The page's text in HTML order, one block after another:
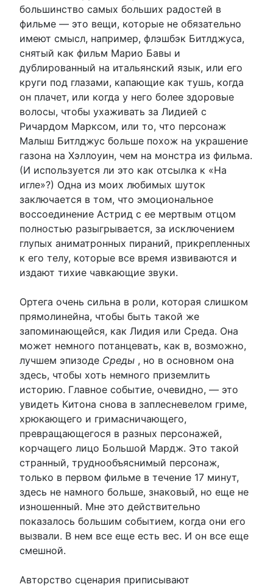
большинство самых больших радостей в
фильме — это вещи, которые не обязательно
имеют смысл, например, флэшбэк Битлджуса,
снятый как фильм Марио Бавы и
дублированный на итальянский язык, или его
круги под глазами, капающие как тушь, когда
он плачет, или когда у него более здоровые
волосы, чтобы ухаживать за Лидией с
Ричардом Марксом, или то, что персонаж
Малыш Битлджус больше похож на украшение
газона на Хэллоуин, чем на монстра из фильма.
(И используется ли это как отсылка к «На
игле»?) Одна из моих любимых шуток
заключается в том, что эмоциональное
воссоединение Астрид с ее мертвым отцом
полностью разыгрывается, за исключением
глупых аниматронных пираний, прикрепленных
к его телу, которые все время извиваются и
издают тихие чавкающие звуки.
Ортега очень сильна в роли, которая слишком
прямолинейна, чтобы быть такой же
запоминающейся, как Лидия или Среда. Она
может немного потанцевать, как в, возможно,
лучшем эпизоде ​​Среды , но в основном она
здесь, чтобы хоть немного приземлить
историю. Главное событие, очевидно, — это
увидеть Китона снова в заплесневелом гриме,
хрюкающего и гримасничающего,
превращающегося в разных персонажей,
корчащего лицо Большой Мардж. Это такой
странный, труднообъяснимый персонаж,
только в первом фильме в течение 17 минут,
здесь не намного больше, знаковый, но еще не
изношенный. Мне это действительно
показалось большим событием, когда они его
вызвали. В нем все еще есть вес. И он все еще
смешной.
Авторство сценария приписывают